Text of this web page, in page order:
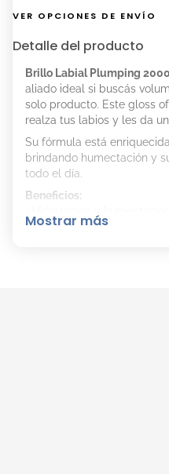
VER OPCIONES DE ENVÍO
Detalle del producto
Brillo Labial Plumping
aliado ideal si buscás
solo producto. Este gloss
realza tus labios y les da
Su fórmula está
brindando humectación y
todo el día.
Beneficios:
• Efecto plumping para
Mostrar más